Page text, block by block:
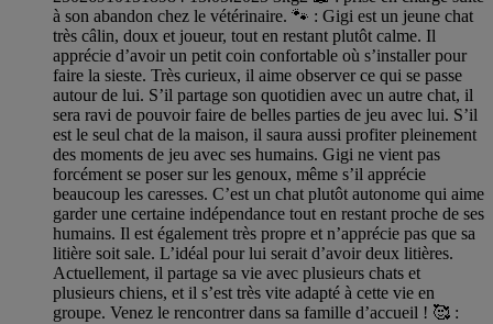
à son abandon chez le vétérinaire. 🐾 : Gigi est un jeune chat
très câlin, doux et joueur, tout en restant plutôt calme. Il
apprécie d’avoir un petit coin confortable où s’installer pour
faire la sieste. Très curieux, il aime observer ce qui se passe
autour de lui. S’il partage son quotidien avec un autre chat, il
sera ravi de pouvoir faire de belles parties de jeu avec lui. S’il
est le seul chat de la maison, il saura aussi profiter pleinement
des moments de jeu avec ses humains. Gigi ne vient pas
forcément se poser sur les genoux, même s’il apprécie
beaucoup les caresses. C’est un chat plutôt autonome qui aime
garder une certaine indépendance tout en restant proche de ses
humains. Il est également très propre et n’apprécie pas que sa
litière soit sale. L’idéal pour lui serait d’avoir deux litières.
Actuellement, il partage sa vie avec plusieurs chats et
plusieurs chiens, et il s’est très vite adapté à cette vie en
groupe. Venez le rencontrer dans sa famille d’accueil ! 🥰 :